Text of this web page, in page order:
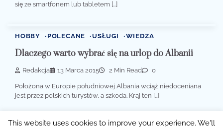
się ze smartfonem lub tabletem […]
HOBBY POLECANE USŁUGI WIEDZA
Dlaczego warto wybrać się na urlop do Albanii
Redakcja 13 Marca 2015 2 Min Read 0
Położona w Europie południowej Albania wciąż niedoceniana
jest przez polskich turystów, a szkoda. Kraj ten […]
This website uses cookies to improve your experience. We'll